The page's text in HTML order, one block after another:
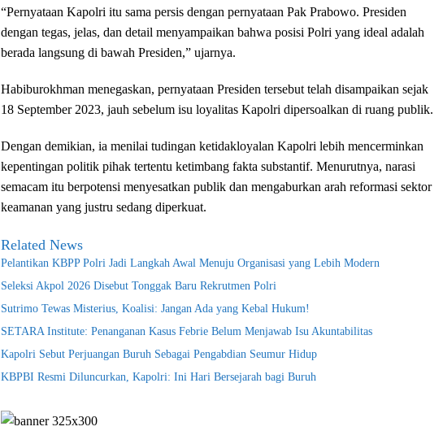
“Pernyataan Kapolri itu sama persis dengan pernyataan Pak Prabowo. Presiden
dengan tegas, jelas, dan detail menyampaikan bahwa posisi Polri yang ideal adalah
berada langsung di bawah Presiden,” ujarnya.
Habiburokhman menegaskan, pernyataan Presiden tersebut telah disampaikan sejak
18 September 2023, jauh sebelum isu loyalitas Kapolri dipersoalkan di ruang publik.
Dengan demikian, ia menilai tudingan ketidakloyalan Kapolri lebih mencerminkan
kepentingan politik pihak tertentu ketimbang fakta substantif. Menurutnya, narasi
semacam itu berpotensi menyesatkan publik dan mengaburkan arah reformasi sektor
keamanan yang justru sedang diperkuat.
Related News
Pelantikan KBPP Polri Jadi Langkah Awal Menuju Organisasi yang Lebih Modern
Seleksi Akpol 2026 Disebut Tonggak Baru Rekrutmen Polri
Sutrimo Tewas Misterius, Koalisi: Jangan Ada yang Kebal Hukum!
SETARA Institute: Penanganan Kasus Febrie Belum Menjawab Isu Akuntabilitas
Kapolri Sebut Perjuangan Buruh Sebagai Pengabdian Seumur Hidup
KBPBI Resmi Diluncurkan, Kapolri: Ini Hari Bersejarah bagi Buruh